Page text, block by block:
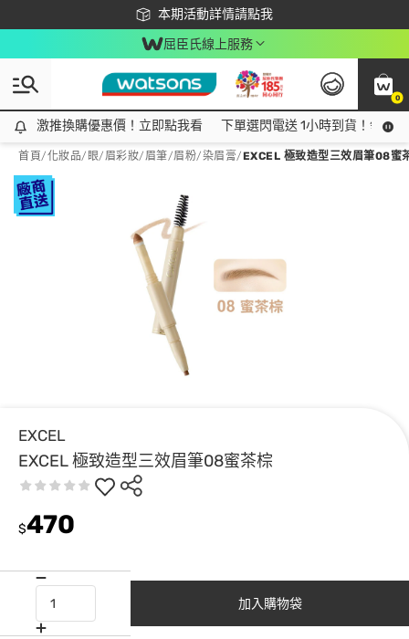
本期活動詳情請點我
下載app最高回饋$350
屈臣氏線上服務
0
激推換購優惠價！立即點我看
激推換購優惠價！立即點我看 下單選閃電送 1小時到貨！領神
首頁/化妝品/ 眼/眉彩妝/眉筆/眉粉/染眉膏/EXCEL 極致造型三效眉筆08蜜
EXCEL
EXCEL 極致造型三效眉筆08蜜茶棕
$470
加入購物袋